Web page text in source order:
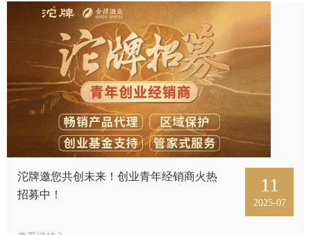
沱牌邀您共创未来！创业青年经销商火热
招募中！
11
2025-07